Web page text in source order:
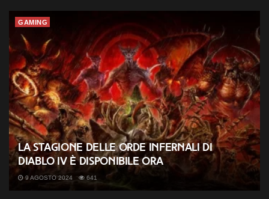
GAMING
La Stagione delle Orde Infernali di
Diablo IV è disponibile ora
9 AGOSTO 2024 641